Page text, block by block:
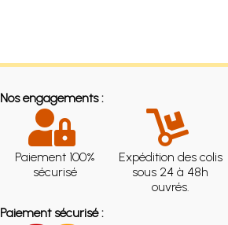
Nos engagements :
Paiement 100%
sécurisé
Expédition des colis
sous 24 à 48h
ouvrés.
Paiement sécurisé :